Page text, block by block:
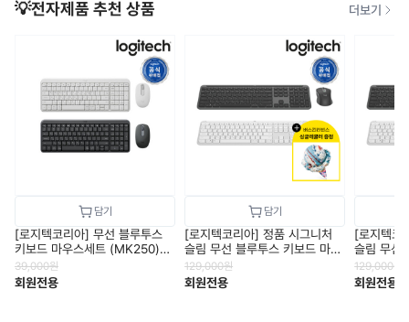
💡전자제품 추천 상품 더보기
[로지텍코리아] 무선 블루투스
키보드 마우스세트 (MK250)
무선콤보/수신기미포함
39,000원
회원전용
[로지텍코리아] 정품 시그니처
슬림 무선 블루투스 키보드 마우
스 세트 (MK950)
129,000원
회원전용
[로지텍코
슬림 무선
스 세트
129,000원
회원전용